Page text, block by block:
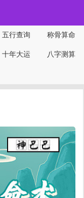
五行查询 称骨算命
十年大运 八字测算